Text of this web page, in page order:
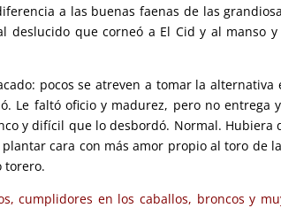
a las buenas faenas de las
que corneó a El Cid y al manso
pocos se atreven a tomar la
Le faltó oficio y madurez, pero no entrega
y difícil que lo desbordó. Normal. Hubiera
cara con más amor propio al toro de
torero.
cumplidores en los caballos, broncos y